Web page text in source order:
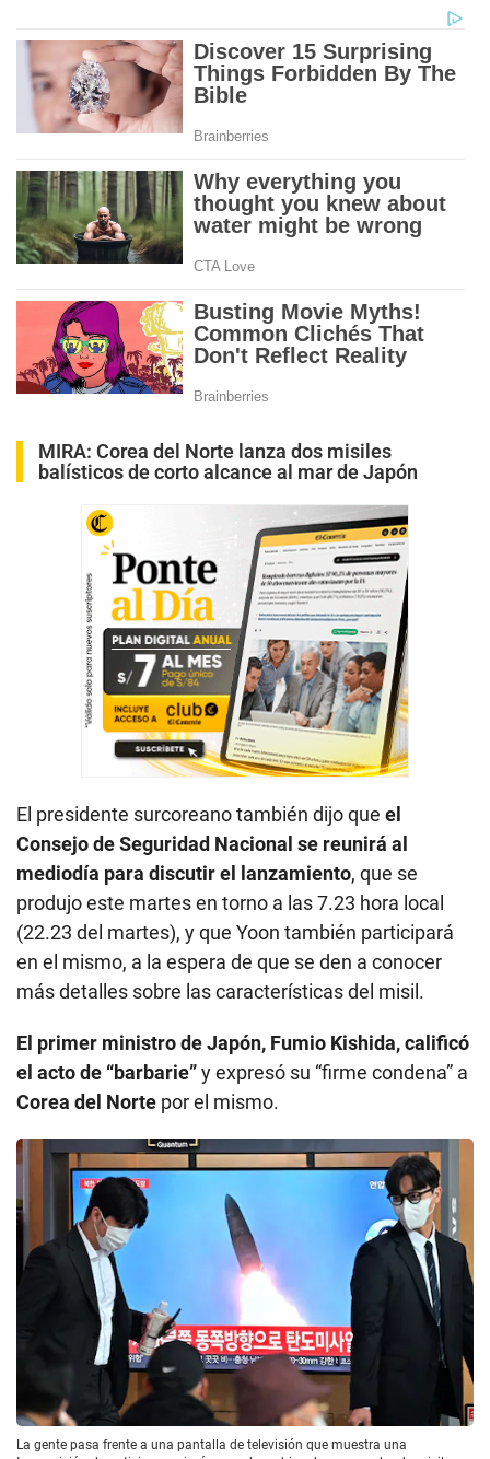
MIRA: Corea del Norte lanza dos misiles
balísticos de corto alcance al mar de Japón
El presidente surcoreano también dijo que el
Consejo de Seguridad Nacional se reunirá al
mediodía para discutir el lanzamiento, que se
produjo este martes en torno a las 7.23 hora local
(22.23 del martes), y que Yoon también participará
en el mismo, a la espera de que se den a conocer
más detalles sobre las características del misil.
El primer ministro de Japón, Fumio Kishida, calificó
el acto de “barbarie”y expresó su “firme condena” a
Corea del Norte por el mismo.
La gente pasa frente a una pantalla de televisión que muestra una